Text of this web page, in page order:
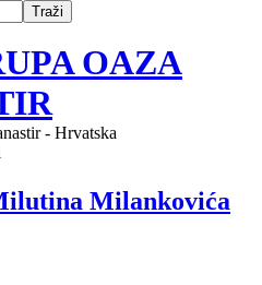
OAZA
- Hrvatska
Milankovića